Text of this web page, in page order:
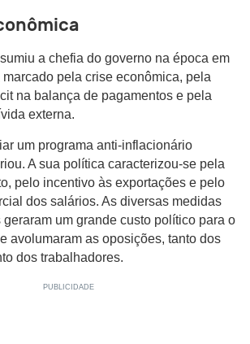
a chefia do governo na época em
pela crise econômica, pela
na balança de pagamentos e pela
externa.
um programa anti-inflacionário
A sua política caracterizou-se pela
pelo incentivo às exportações e pelo
dos salários. As diversas medidas
um grande custo político para o
avolumaram as oposições, tanto dos
dos trabalhadores.